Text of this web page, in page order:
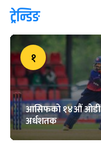
ट्रेन्डिङ
१
आसिफको १४औं
अर्धशतक